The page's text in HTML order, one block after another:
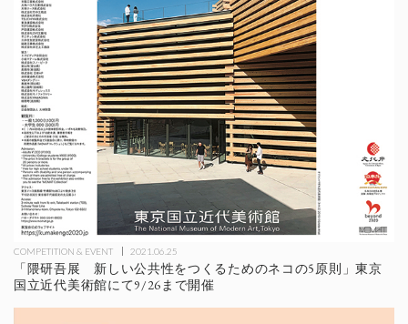
COMPETITION & EVENT 2021.06.25
「隈研吾展 新しい公共性をつくるためのネコの5原則」東京
国立近代美術館にて9/26まで開催